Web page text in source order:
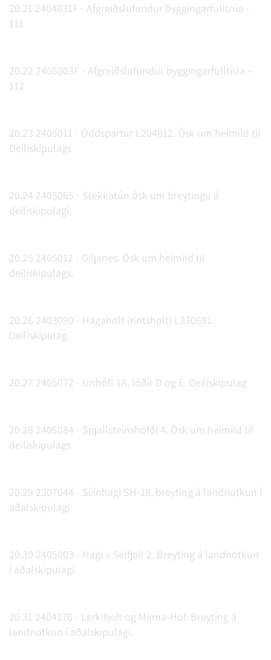
20.21 2404031F - Afgreiðslufundur byggingarfulltrúa -
111
20.22 2405003F - Afgreiðslufundur byggingarfulltrúa -
112
20.23 2405011 - Oddspartur L204612. Ósk um heimild til
Deiliskipulags
20.24 2405065 - Stekkatún ósk um breytingu á
deiliskipulagi.
20.25 2405012 - Giljanes. Ósk um heimild til
deiliskipulags.
20.26 2403090 - Hagaholt (Kotsholt) L230681.
Deiliskipulag.
20.27 2405072 - Unhóll 1A, lóðir D og E. Deiliskipulag
20.28 2405084 - Snjallsteinshöfði 4. Ósk um heimild til
deiliskipulags
20.29 2307044 - Svínhagi SH-18, breyting á landnotkun í
aðalskipulagi
20.30 2405003 - Hagi v Selfjall 2. Breyting á landnotkun
í aðalskipulagi.
20.31 2404176 - Lerkiholt og Minna-Hof. Breyting á
landnotkun í aðalskipulagi.